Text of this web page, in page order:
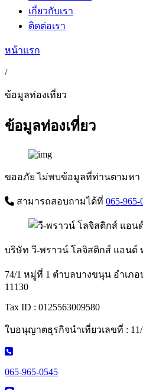
เกี่ยวกับเรา
ติดต่อเรา
หน้าแรก
/
ข้อมูลท่องเที่ยว
ข้อมูลท่องเที่ยว
ขออภัย ไม่พบข้อมูลที่ท่านตามหา
สามารถสอบถามได้ที่ 065-965-
บริษัท วี-พราวน์ โลจิสติกส์ แอนด์
74/1 หมู่ที่ 1 ตำบลบางขนุน อำเภ
11130
Tax ID : 0125563009580
ใบอนุญาตธุรกิจนำเที่ยวเลขที่ : 11/
065-965-0545